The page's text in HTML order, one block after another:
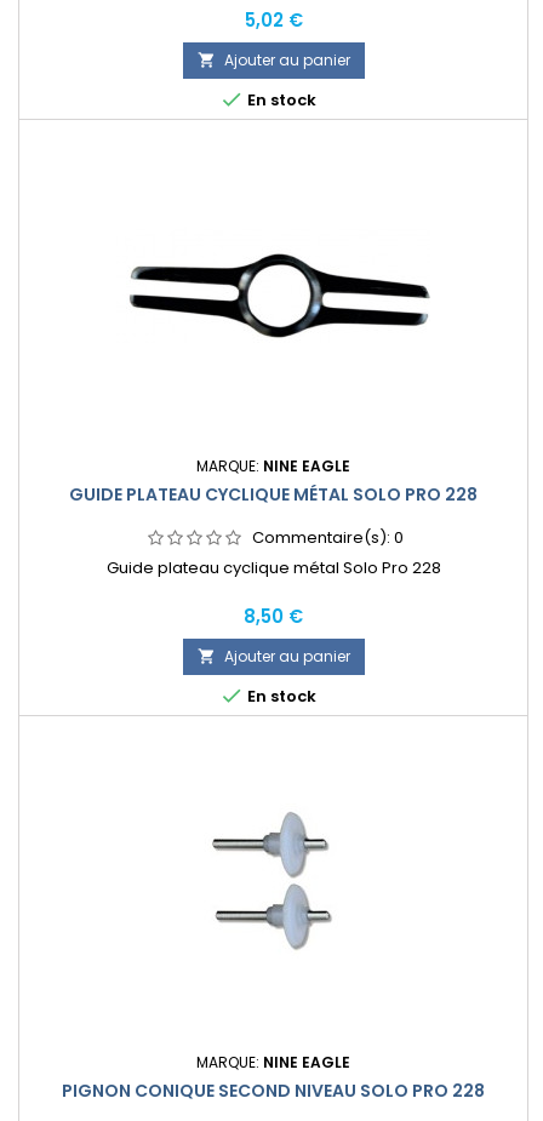
Prix
5,02 €
 Ajouter au panier
 En stock
MARQUE: NINE EAGLE
GUIDE PLATEAU CYCLIQUE MÉTAL SOLO PRO 228
Commentaire(s): 0
Guide plateau cyclique métal Solo Pro 228
Prix
8,50 €
 Ajouter au panier
 En stock
MARQUE: NINE EAGLE
PIGNON CONIQUE SECOND NIVEAU SOLO PRO 228